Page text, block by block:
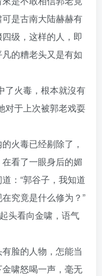
是古南大陆赫赫有
级，这样的人，即
的糟老头又是有如
了火毒，根本就沒有
对于上次被郭老戏耍
火毒已经剔除了，
看了一眼身后的媚
：“郭谷子，我知道
究竟是什么修为？”
头看向金啸，语气
脸的人物，怎能当
啸怒喝一声，毫无